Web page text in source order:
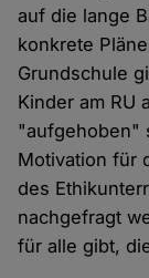
auf die lange
konkrete
Grundschule
Kinder am RU
"aufgehoben"
Motivation für
des
nachgefragt
für alle gibt,